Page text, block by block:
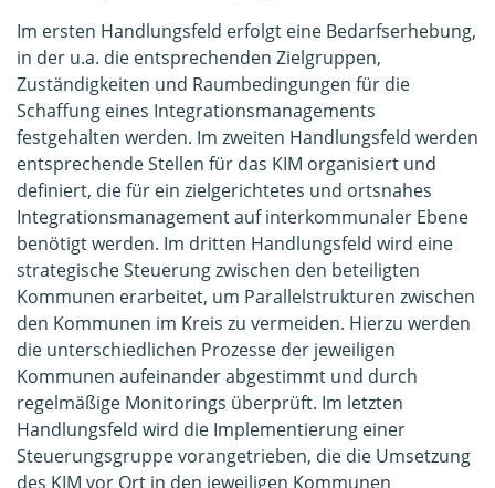
Im ersten Handlungsfeld erfolgt eine Bedarfserhebung,
in der u.a. die entsprechenden Zielgruppen,
Zuständigkeiten und Raumbedingungen für die
Schaffung eines Integrationsmanagements
festgehalten werden. Im zweiten Handlungsfeld werden
entsprechende Stellen für das KIM organisiert und
definiert, die für ein zielgerichtetes und ortsnahes
Integrationsmanagement auf interkommunaler Ebene
benötigt werden. Im dritten Handlungsfeld wird eine
strategische Steuerung zwischen den beteiligten
Kommunen erarbeitet, um Parallelstrukturen zwischen
den Kommunen im Kreis zu vermeiden. Hierzu werden
die unterschiedlichen Prozesse der jeweiligen
Kommunen aufeinander abgestimmt und durch
regelmäßige Monitorings überprüft. Im letzten
Handlungsfeld wird die Implementierung einer
Steuerungsgruppe vorangetrieben, die die Umsetzung
des KIM vor Ort in den jeweiligen Kommunen